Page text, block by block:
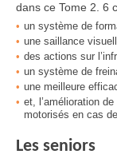
dans ce Tome 2. 6
un système de
une saillance
des actions sur
un système de
une meilleure
et, l’amélioration
motorisés en cas
Les seniors